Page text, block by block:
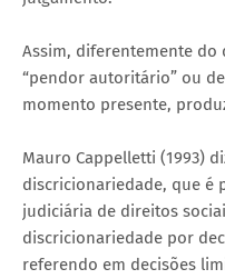
Assim, diferentemente do
“pendor autoritário” ou
momento presente,
Mauro Cappelletti (1993)
discricionariedade, que é
judiciária de direitos
discricionariedade por
referendo em decisões